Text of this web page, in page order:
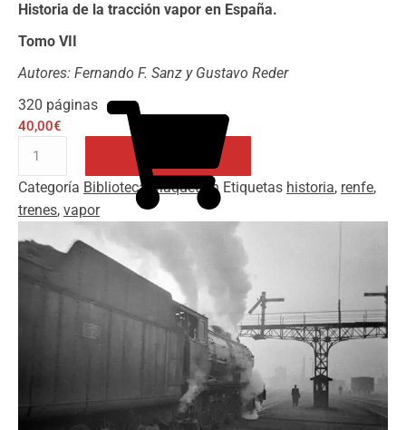
Historia de la tracción vapor en España.
Tomo VII
Autores: Fernando F. Sanz y Gustavo Reder
320 páginas
40,00€
Vapor
la
RENFE
cantidad
Categoría Biblioteca Maquetren Etiquetas historia, renfe,
trenes, vapor